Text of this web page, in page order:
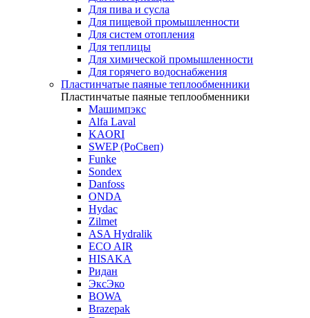
Для пива и сусла
Для пищевой промышленности
Для систем отопления
Для теплицы
Для химической промышленности
Для горячего водоснабжения
Пластинчатые паяные теплообменники
Пластинчатые паяные теплообменники
Машимпэкс
Alfa Laval
KAORI
SWEP (РоСвеп)
Funke
Sondex
Danfoss
ONDA
Hydac
Zilmet
ASA Hydralik
ECO AIR
HISAKA
Ридан
ЭксЭко
BOWA
Brazepak